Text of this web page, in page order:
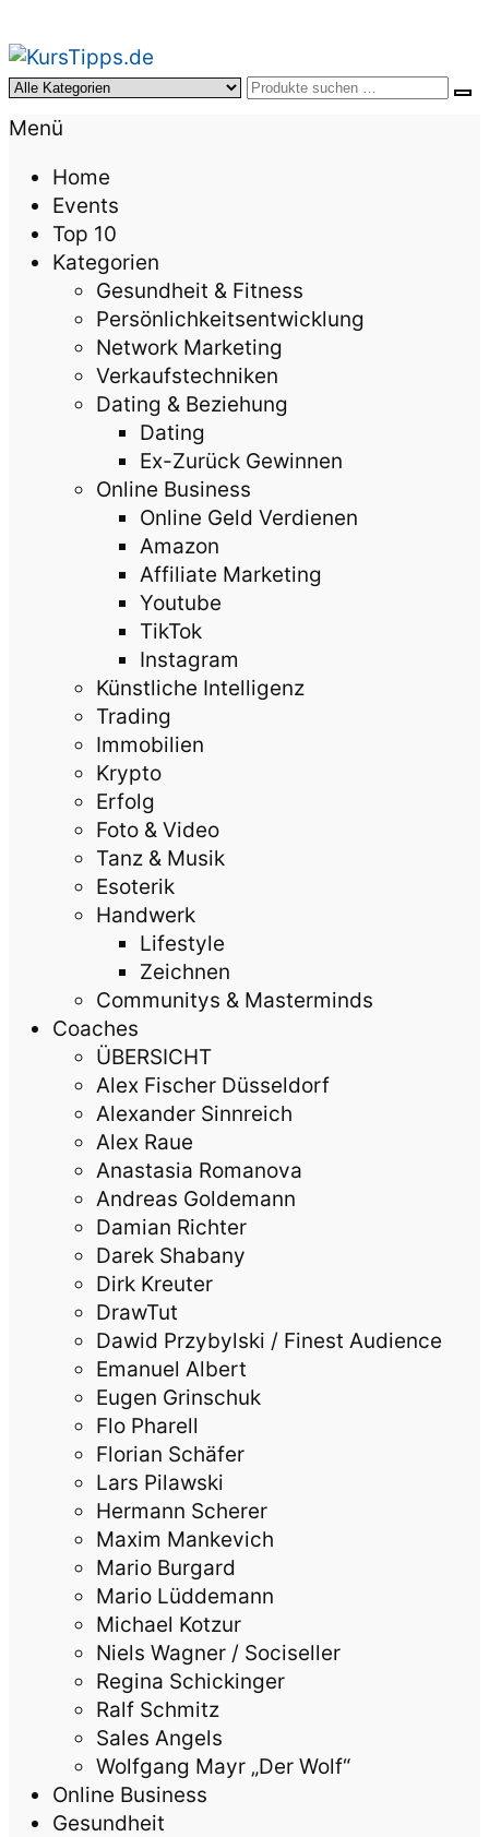
KursTipps.de
Weil Weiterbildung die beste Investition für mehr
Lebensqualität ist.
Menü
Home
Events
Top 10
Kategorien
Gesundheit & Fitness
Persönlichkeitsentwicklung
Network Marketing
Verkaufstechniken
Dating & Beziehung
Dating
Ex-Zurück Gewinnen
Online Business
Online Geld Verdienen
Amazon
Affiliate Marketing
Youtube
TikTok
Instagram
Künstliche Intelligenz
Trading
Immobilien
Krypto
Erfolg
Foto & Video
Tanz & Musik
Esoterik
Handwerk
Lifestyle
Zeichnen
Communitys & Masterminds
Coaches
ÜBERSICHT
Alex Fischer Düsseldorf
Alexander Sinnreich
Alex Raue
Anastasia Romanova
Andreas Goldemann
Damian Richter
Darek Shabany
Dirk Kreuter
DrawTut
Dawid Przybylski / Finest Audience
Emanuel Albert
Eugen Grinschuk
Flo Pharell
Florian Schäfer
Lars Pilawski
Hermann Scherer
Maxim Mankevich
Mario Burgard
Mario Lüddemann
Michael Kotzur
Niels Wagner / Sociseller
Regina Schickinger
Ralf Schmitz
Sales Angels
Wolfgang Mayr „Der Wolf“
Online Business
Gesundheit